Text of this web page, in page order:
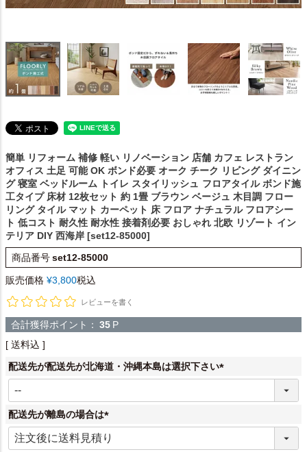
簡単 リフォーム 補修 軽い リノベーション 店舗 カフェ レストラン
オフィス 土足 可能 OK ボンド必要 オーク チーク リビング ダイニン
グ 寝室 ベッドルーム トイレ スタイリッシュ フロアタイル ボンド施
工タイプ 床材 12枚セット 約 1畳 ブラウン ベージュ 木目調 フロー
リング タイル マット カーペット 床 フロア ナチュラル フロアシー
ト 低コスト 耐久性 耐水性 接着剤必要 おしゃれ 北欧 リゾート イン
テリア DIY 西海岸 [set12-85000]
商品番号set12-85000
販売価格 ¥3,800税込
レビューを書く
合計獲得ポイント： 35 P
送料込
配送先が配送先が北海道・沖縄本島は選択下さい
(
)
配送先が離島の場合は
(
必